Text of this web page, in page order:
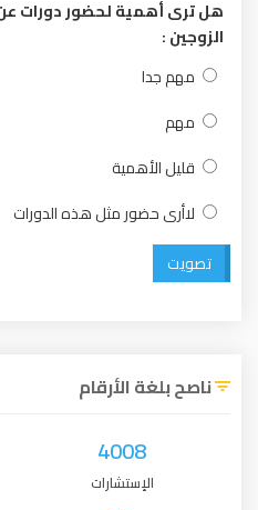
هل ترى أهمية لحضور دورات عن
الزوجين :
مهم جدا
مهم
قليل الأهمية
لاأرى حضور مثل هذه الدورات
تصويت
ناصح بلغة الأرقام
4008
الإستشارات